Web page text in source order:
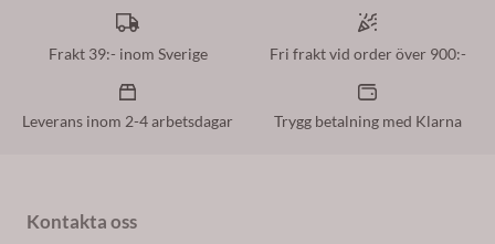
Frakt 39:- inom Sverige Fri frakt vid order över 900:-
Leverans inom 2-4 arbetsdagar Trygg betalning med Klarna
Kontakta oss